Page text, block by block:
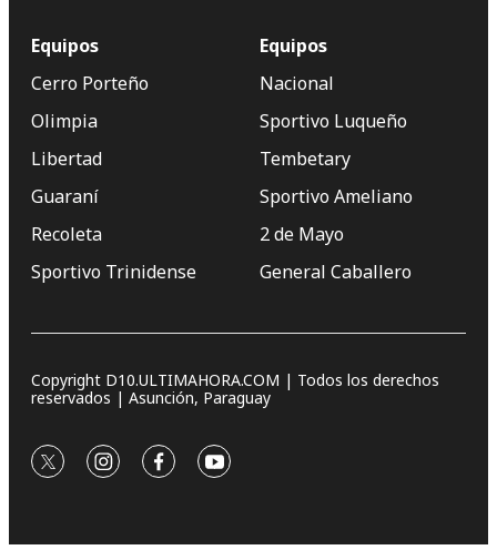
Equipos
Cerro Porteño
Olimpia
Libertad
Guaraní
Recoleta
Sportivo Trinidense
Equipos
Nacional
Sportivo Luqueño
Tembetary
Sportivo Ameliano
2 de Mayo
General Caballero
Copyright D10.ULTIMAHORA.COM | Todos los derechos
reservados | Asunción, Paraguay
twitterinstagram
facebookyoutube